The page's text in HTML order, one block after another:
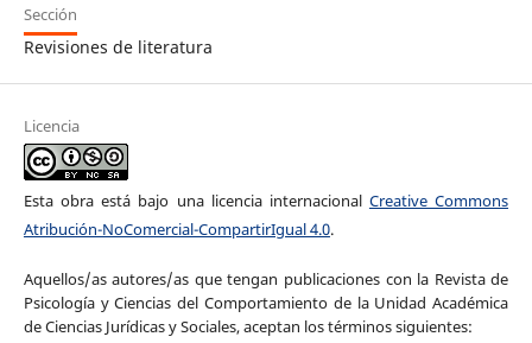
Sección
Revisiones de literatura
Licencia
Esta obra está bajo una licencia internacional Creative Commons
Atribución-NoComercial-CompartirIgual 4.0.
Aquellos/as autores/as que tengan publicaciones con la Revista de
Psicología y Ciencias del Comportamiento de la Unidad Académica
de Ciencias Jurídicas y Sociales, aceptan los términos siguientes: